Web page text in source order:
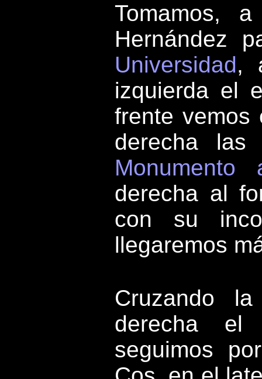
Tomamos,
Hernández
Universidad,
izquierda el
frente
derecha
Monumento
derecha al
con su
llegaremos
Cruzando
derecha
seguimos